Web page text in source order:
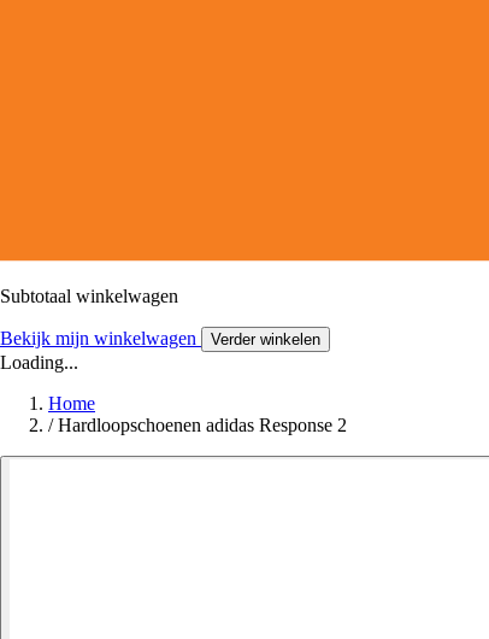
Subtotaal winkelwagen
Bekijk mijn winkelwagen Verder winkelen
Loading...
Home
/ Hardloopschoenen adidas Response 2